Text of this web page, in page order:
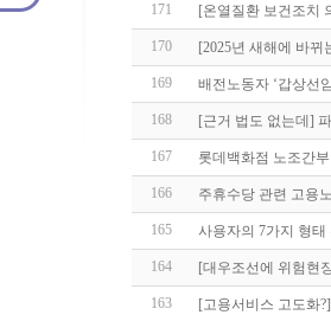
171 [온열질환 보건조치
170 [2025년 새해에 바
169 배전노동자 ‘갑상선
168 [근거 법도 없는데]
167 롯데백화점 노조간
166 주휴수당 관련 고용
165 사용자의 7가지 형
164 [대우조선에 위험
163 [고용서비스 고도화